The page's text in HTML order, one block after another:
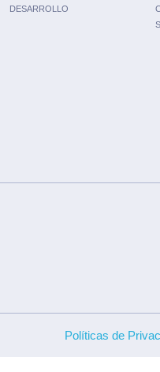
DESARROLLO
Políticas de